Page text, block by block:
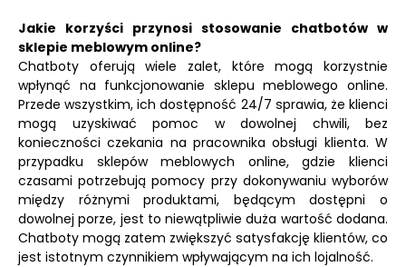
Jakie korzyści przynosi stosowanie chatbotów w
sklepie meblowym online?
Chatboty oferują wiele zalet, które mogą korzystnie
wpłynąć na funkcjonowanie sklepu meblowego online.
Przede wszystkim, ich dostępność 24/7 sprawia, że klienci
mogą uzyskiwać pomoc w dowolnej chwili, bez
konieczności czekania na pracownika obsługi klienta. W
przypadku sklepów meblowych online, gdzie klienci
czasami potrzebują pomocy przy dokonywaniu wyborów
między różnymi produktami, będącym dostępni o
dowolnej porze, jest to niewątpliwie duża wartość dodana.
Chatboty mogą zatem zwiększyć satysfakcję klientów, co
jest istotnym czynnikiem wpływającym na ich lojalność.